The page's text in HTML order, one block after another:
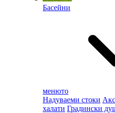
Басейни
менюто
Надуваеми стоки
халати Градински